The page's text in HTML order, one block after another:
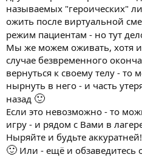
называемых "героических"
ожить после виртуальной
режим пациентам - но тут
Мы же можем оживать, хотя
случае безвременного
вернуться к своему телу - то
нырнуть в него - и часть
назад 🙂
Если это невозможно - то
игру - и рядом с Вами в
Ныряйте и будьте
🙂 Или - ещё и